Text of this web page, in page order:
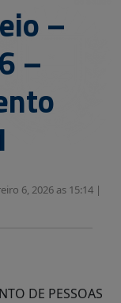
–
–
6, 2026 as 15:14 |
DE PESSOAS